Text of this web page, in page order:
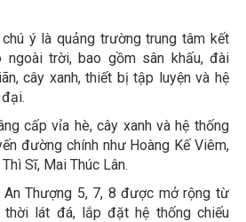
ý là quảng trường trung tâm kết
ngoài trời, bao gồm sân khấu, đài
cây xanh, thiết bị tập luyện và hệ
cấp vỉa hè, cây xanh và hệ thống
đường chính như Hoàng Kế Viêm,
Sĩ, Mai Thúc Lân.
An Thượng 5, 7, 8 được mở rộng từ
thời lát đá, lắp đặt hệ thống chiếu